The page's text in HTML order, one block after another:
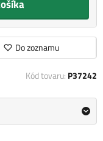
Do zoznamu
Kód tovaru: P37242